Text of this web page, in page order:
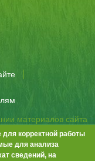
материалов сайта
д.6, 8 этаж, офис 803
корректной работы
для анализа
сведений, на